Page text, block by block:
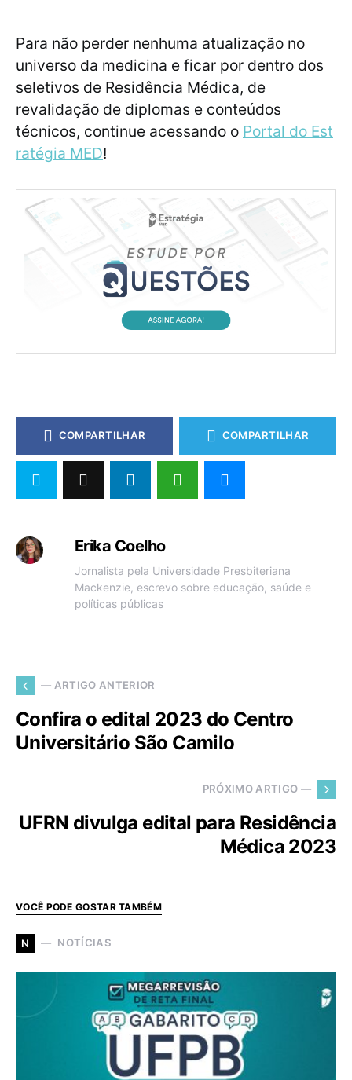
Para não perder nenhuma atualização no
universo da medicina e ficar por dentro dos
seletivos de Residência Médica, de
revalidação de diplomas e conteúdos
técnicos, continue acessando o Portal do Est
ratégia MED!
COMPARTILHAR COMPARTILHAR
Erika Coelho
Jornalista pela Universidade Presbiteriana
Mackenzie, escrevo sobre educação, saúde e
políticas públicas
— ARTIGO ANTERIOR
Confira o edital 2023 do Centro
Universitário São Camilo
PRÓXIMO ARTIGO —
UFRN divulga edital para Residência
Médica 2023
VOCÊ PODE GOSTAR TAMBÉM
N NOTÍCIAS